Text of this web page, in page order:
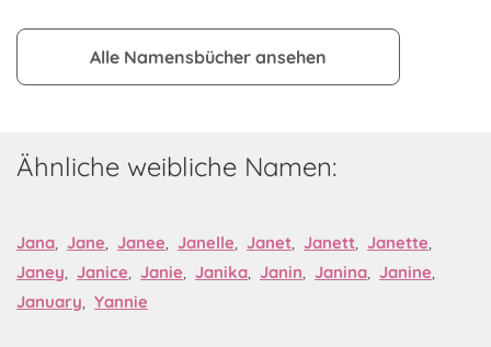
Alle Namensbücher ansehen
Ähnliche weibliche Namen:
Jana, Jane, Janee, Janelle, Janet, Janett, Janette,
Janey, Janice, Janie, Janika, Janin, Janina, Janine,
January, Yannie